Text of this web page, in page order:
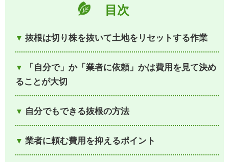
目次
抜根は切り株を抜いて土地をリセットする作業
「自分で」か「業者に依頼」かは費用を見て決め
ることが大切
自分でもできる抜根の方法
業者に頼む費用を抑えるポイント